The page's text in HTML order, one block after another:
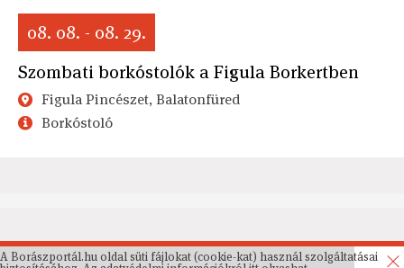
08. 08. - 08. 29.
Szombati borkóstolók a Figula Borkertben
Figula Pincészet, Balatonfüred
Borkóstoló
A Borászportál.hu oldal süti fájlokat (cookie-kat) használ szolgáltatásai